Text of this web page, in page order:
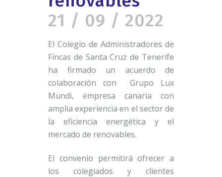
21 / 09 / 2022
El Colegio de Administradores de
Fincas de Santa Cruz de Tenerife
ha firmado un acuerdo de
colaboración con Grupo Lux
Mundi, empresa canaria con
amplia experiencia en el sector de
la eficiencia energética y el
mercado de renovables.
El convenio permitirá ofrecer a
los colegiados y clientes